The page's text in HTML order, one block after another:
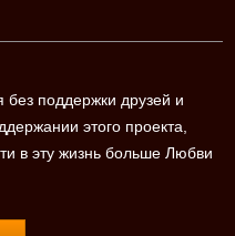
без поддержки друзей и
этого проекта,
в эту жизнь больше Любви